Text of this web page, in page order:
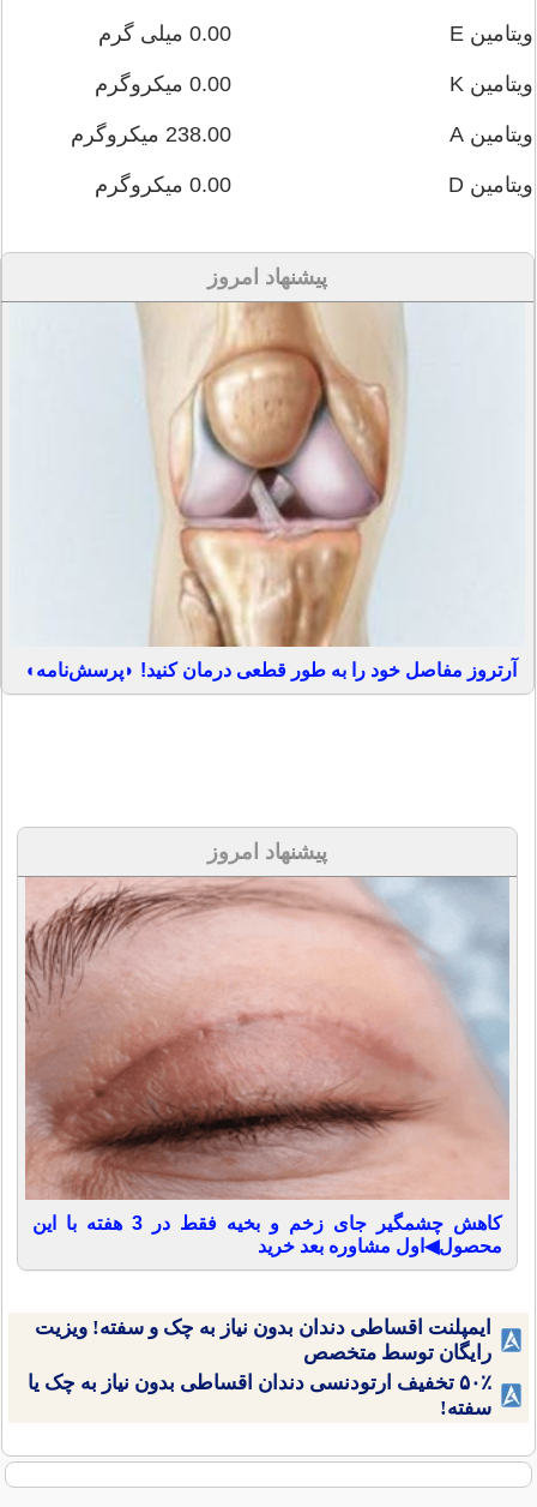
ویتامین E 0.00 میلی گرم
ویتامین K 0.00 میکروگرم
ویتامین A 238.00 میکروگرم
ویتامین D 0.00 میکروگرم
پیشنهاد امروز
آرتروز مفاصل خود را به طور قطعی درمان کنید! ◗پرسش‌نامه◖
پیشنهاد امروز
کاهش چشمگیر جای زخم و بخیه فقط در 3 هفته با این
محصول◀اول مشاوره بعد خرید
ایمپلنت اقساطی دندان بدون نیاز به چک و سفته! ویزیت
رایگان توسط متخصص
۵۰٪ تخفیف ارتودنسی دندان اقساطی بدون نیاز به چک یا
سفته!